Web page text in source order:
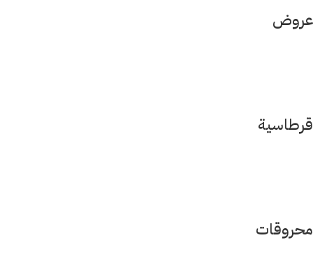
عروض
قرطاسية
محروقات